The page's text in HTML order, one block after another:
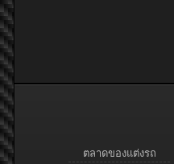
ตลาดของแต่งรถ